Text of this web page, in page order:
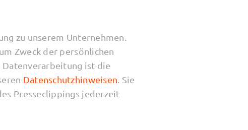
zu unserem Unternehmen.
Zweck der persönlichen
Datenverarbeitung ist die
Datenschutzhinweisen . Sie
Presseclippings jederzeit